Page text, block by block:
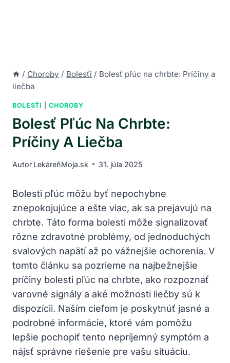
/ Choroby / Bolesťi / Bolesť pľúc na chrbte: Príčiny a
liečba
BOLESŤI |CHOROBY
Bolesť Pľúc Na Chrbte:
Príčiny A Liečba
Autor LekáreňMoja.sk 31. júla 2025
Bolesti pľúc môžu byť nepochybne
znepokojujúce a ešte viac, ak sa prejavujú na
chrbte. Táto forma bolesti môže signalizovať
rôzne zdravotné problémy, od jednoduchých
svalových napätí až po vážnejšie ochorenia. V
tomto článku sa pozrieme na najbežnejšie
príčiny bolesti pľúc na chrbte, ako rozpoznať
varovné signály a aké možnosti liečby sú k
dispozícii. Naším cieľom je poskytnúť jasné a
podrobné informácie, ktoré vám pomôžu
lepšie pochopiť tento nepríjemný symptóm a
nájsť správne riešenie pre vašu situáciu.